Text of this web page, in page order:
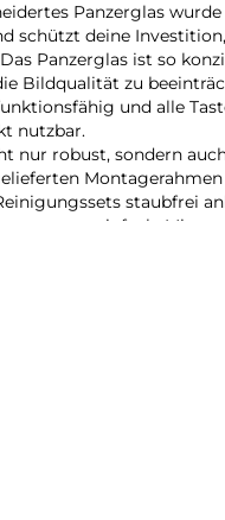
Panzerglas
schützt deine
Panzerglas ist so
Bildqualität zu
und alle
nutzbar.
nur robust, sondern
Montagerahmen
staubfrei
genauso einfach. Mit